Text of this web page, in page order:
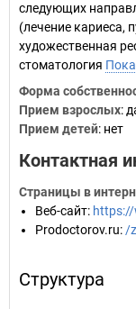
следующих
(лечение кариеса,
художественная
стоматология
Форма
Прием взрослых:
Прием детей: нет
Контактная
Страницы в
Веб-сайт:
Prodoctorov.ru: /
Структура